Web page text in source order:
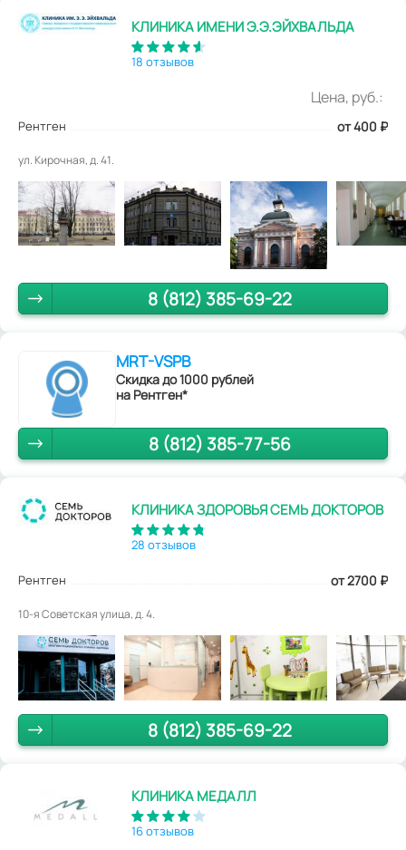
КЛИНИКА ИМЕНИ Э.Э.ЭЙХВАЛЬДА
18 отзывов
Цена, руб.:
Рентген от 400 ₽
ул. Кирочная, д. 41.
8 (812) 385-69-22
MRT-VSPB
Скидка до 1000 рублей
на Рентген*
8 (812) 385-77-56
КЛИНИКА ЗДОРОВЬЯ СЕМЬ ДОКТОРОВ
28 отзывов
Рентген от 2700 ₽
10-я Советская улица, д. 4.
8 (812) 385-69-22
КЛИНИКА МЕДАЛЛ
16 отзывов